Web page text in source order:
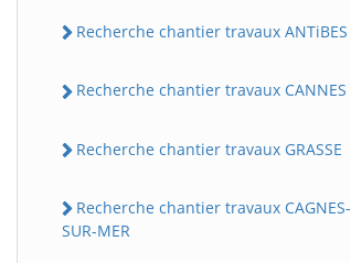
Recherche chantier travaux ANTiBES
Recherche chantier travaux CANNES
Recherche chantier travaux GRASSE
Recherche chantier travaux CAGNES-
SUR-MER